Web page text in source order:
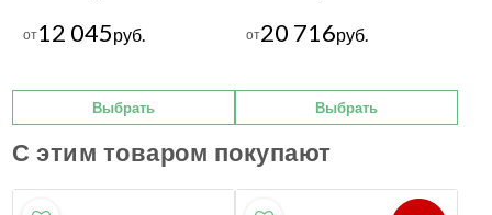
от12 045руб.
Выбрать
от20 716руб.
Выбрать
С этим товаром покупают